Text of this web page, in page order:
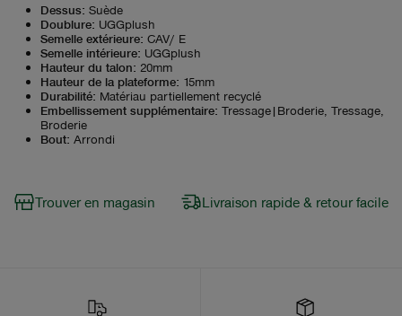
Dessus: Suède
Doublure: UGGplush
Semelle extérieure: CAV/ E
Semelle intérieure: UGGplush
Hauteur du talon: 20mm
Hauteur de la plateforme: 15mm
Durabilité: Matériau partiellement recyclé
Embellissement supplémentaire: Tressage|Broderie, Tressage,
Broderie
Bout: Arrondi
Trouver en magasin Livraison rapide & retour facile